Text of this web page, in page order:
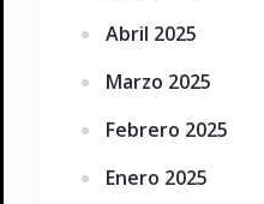
Abril 2025
Marzo 2025
Febrero 2025
Enero 2025